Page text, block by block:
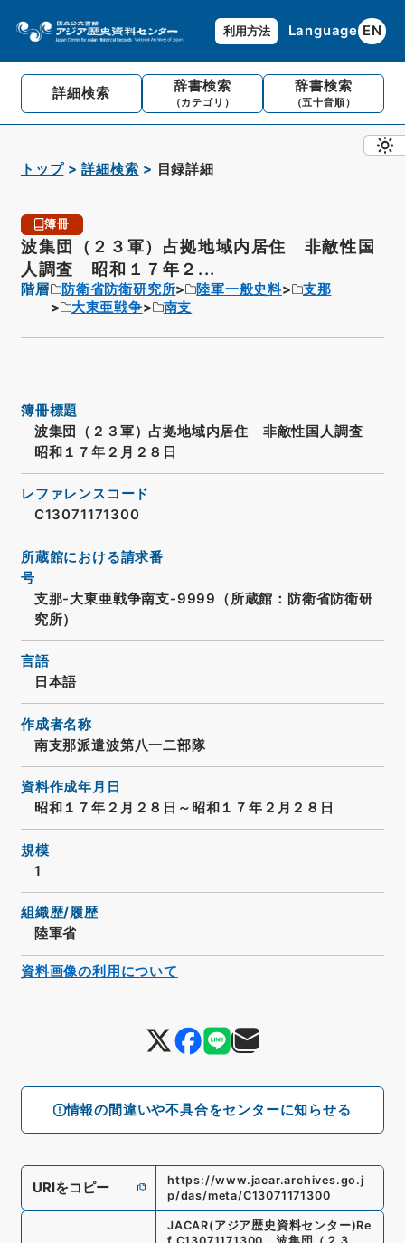
利用方法 Language EN
詳細検索 辞書検索
（カテゴリ）
辞書検索
（五十音順）
トップ 詳細検索 目録詳細
簿冊
波集団（２３軍）占拠地域内居住 非敵性国
人調査 昭和１７年２...
階層 防衛省防衛研究所 陸軍一般史料
支那
大東亜戦争
南支
情報の間違いや不具合をセンターに知らせる
簿冊標題
波集団（２３軍）占拠地域内居住 非敵性国人調査
昭和１７年２月２８日
レファレンスコード
C13071171300
所蔵館における請求番
号
支那-大東亜戦争南支-9999（所蔵館：防衛省防衛研
究所）
言語
日本語
作成者名称
南支那派遣波第八一二部隊
資料作成年月日
昭和１７年２月２８日～昭和１７年２月２８日
規模
1
組織歴/履歴
陸軍省
URIをコピー
https://www.jacar.archives.go.j
p/das/meta/C13071171300
JACAR(アジア歴史資料センター)Re
資料画像の利用について